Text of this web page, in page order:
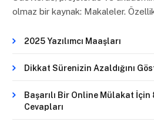
olmaz bir kaynak: Makaleler.
2025 Yazılımcı Maaşları
Dikkat Sürenizin Azaldığını
Başarılı Bir Online Mülakat
Cevapları